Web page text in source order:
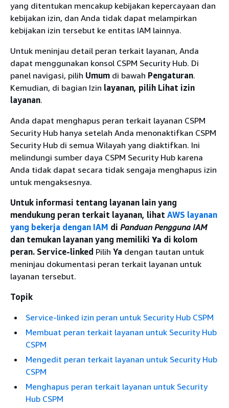
yang ditentukan mencakup kebijakan kepercayaan dan
kebijakan izin, dan Anda tidak dapat melampirkan
kebijakan izin tersebut ke entitas IAM lainnya.
Untuk meninjau detail peran terkait layanan, Anda
dapat menggunakan konsol CSPM Security Hub. Di
panel navigasi, pilih Umum di bawah Pengaturan.
Kemudian, di bagian Izin layanan, pilih Lihat izin
layanan.
Anda dapat menghapus peran terkait layanan CSPM
Security Hub hanya setelah Anda menonaktifkan CSPM
Security Hub di semua Wilayah yang diaktifkan. Ini
melindungi sumber daya CSPM Security Hub karena
Anda tidak dapat secara tidak sengaja menghapus izin
untuk mengaksesnya.
Untuk informasi tentang layanan lain yang
mendukung peran terkait layanan, lihat AWS layanan
yang bekerja dengan IAM di Panduan Pengguna IAM
dan temukan layanan yang memiliki Ya di kolom
peran. Service-linked Pilih Ya dengan tautan untuk
meninjau dokumentasi peran terkait layanan untuk
layanan tersebut.
Topik
Service-linked izin peran untuk Security Hub CSPM
Membuat peran terkait layanan untuk Security Hub
CSPM
Mengedit peran terkait layanan untuk Security Hub
CSPM
Menghapus peran terkait layanan untuk Security
Hub CSPM